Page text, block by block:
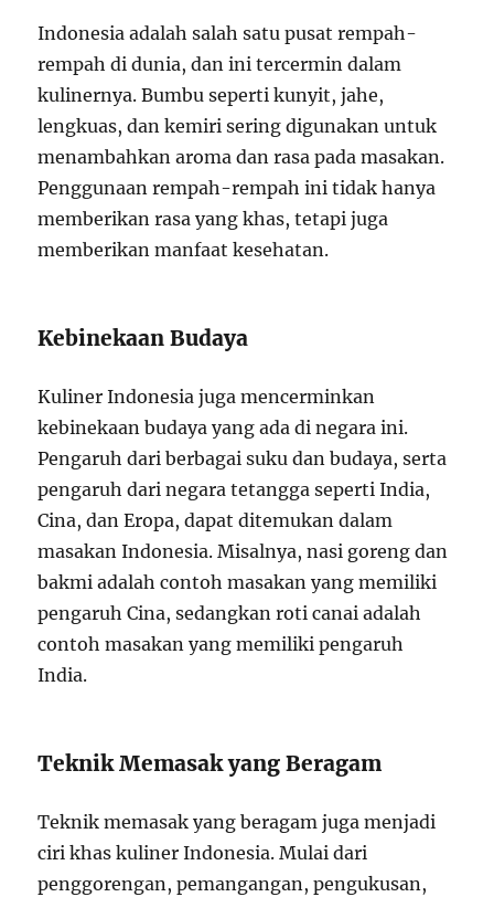
Indonesia adalah salah satu pusat rempah-
rempah di dunia, dan ini tercermin dalam
kulinernya. Bumbu seperti kunyit, jahe,
lengkuas, dan kemiri sering digunakan untuk
menambahkan aroma dan rasa pada masakan.
Penggunaan rempah-rempah ini tidak hanya
memberikan rasa yang khas, tetapi juga
memberikan manfaat kesehatan.
Kebinekaan Budaya
Kuliner Indonesia juga mencerminkan
kebinekaan budaya yang ada di negara ini.
Pengaruh dari berbagai suku dan budaya, serta
pengaruh dari negara tetangga seperti India,
Cina, dan Eropa, dapat ditemukan dalam
masakan Indonesia. Misalnya, nasi goreng dan
bakmi adalah contoh masakan yang memiliki
pengaruh Cina, sedangkan roti canai adalah
contoh masakan yang memiliki pengaruh
India.
Teknik Memasak yang Beragam
Teknik memasak yang beragam juga menjadi
ciri khas kuliner Indonesia. Mulai dari
penggorengan, pemangangan, pengukusan,